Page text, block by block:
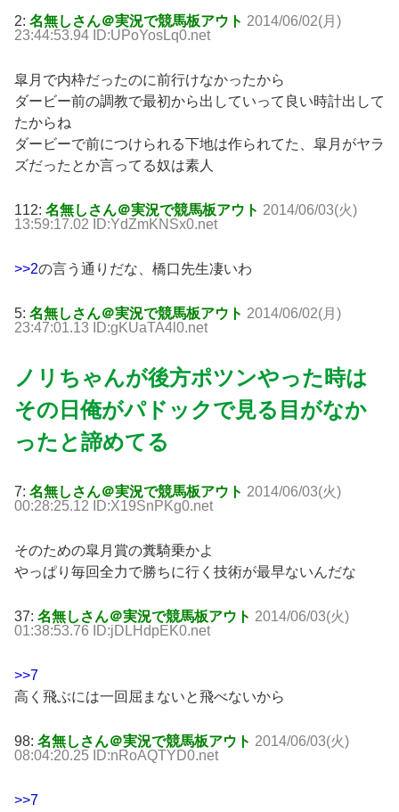
2: 名無しさん＠実況で競馬板アウト 2014/06/02(月)
23:44:53.94 ID:UPoYosLq0.net
皐月で内枠だったのに前行けなかったから
ダービー前の調教で最初から出していって良い時計出して
たからね
ダービーで前につけられる下地は作られてた、皐月がヤラ
ズだったとか言ってる奴は素人
112: 名無しさん＠実況で競馬板アウト 2014/06/03(火)
13:59:17.02 ID:YdZmKNSx0.net
>>2の言う通りだな、橋口先生凄いわ
5: 名無しさん＠実況で競馬板アウト 2014/06/02(月)
23:47:01.13 ID:gKUaTA4l0.net
ノリちゃんが後方ポツンやった時は
その日俺がパドックで見る目がなか
ったと諦めてる
7: 名無しさん＠実況で競馬板アウト 2014/06/03(火)
00:28:25.12 ID:X19SnPKg0.net
そのための皐月賞の糞騎乗かよ
やっぱり毎回全力で勝ちに行く技術が最早ないんだな
37: 名無しさん＠実況で競馬板アウト 2014/06/03(火)
01:38:53.76 ID:jDLHdpEK0.net
>>7
高く飛ぶには一回屈まないと飛べないから
98: 名無しさん＠実況で競馬板アウト 2014/06/03(火)
08:04:20.25 ID:nRoAQTYD0.net
>>7